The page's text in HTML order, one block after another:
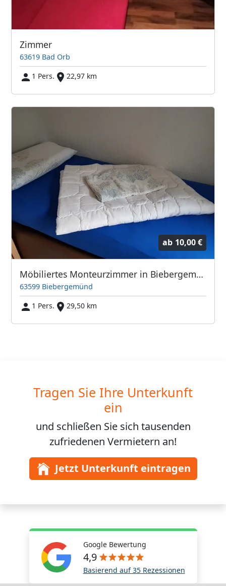
Zimmer
63619 Bad Orb
1 Pers.
22,97 km
ab 10,00 €
Möbiliertes Monteurzimmer in Biebergemünd
63599 Biebergemünd
1 Pers.
29,50 km
Tragen Sie Ihre Unterkunft
ein
und schließen Sie sich tausenden
zufriedenen Vermietern an!
Jetzt Unterkunft eintragen
Google Bewertung
4,9
Basierend auf 35 Rezessionen